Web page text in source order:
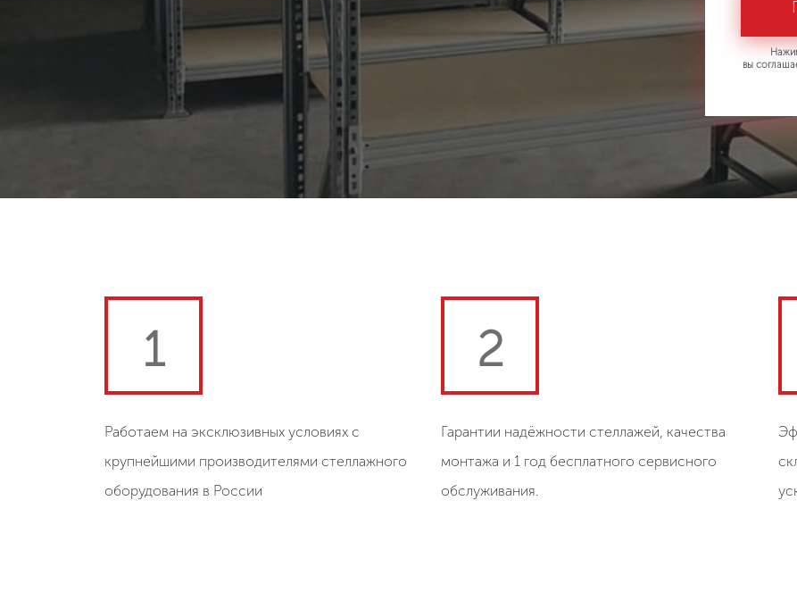
вы
1
Работаем на эксклюзивных условиях с
крупнейшими производителями стеллажного
оборудования в России
2
Гарантии надёжности стеллажей, качества
монтажа и 1 год бесплатного сервисного
обслуживания.